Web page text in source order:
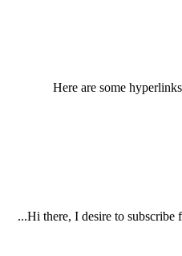
Here are some
Hi there, I desire to subscribe